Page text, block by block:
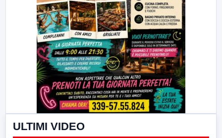
ULTIMI VIDEO